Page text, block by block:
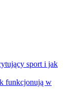
sport i jak
funkcjonują w